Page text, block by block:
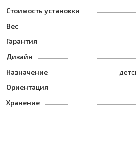
Стоимость установки
Вес
Гарантия
Дизайн
Назначение
Ориентация
Хранение